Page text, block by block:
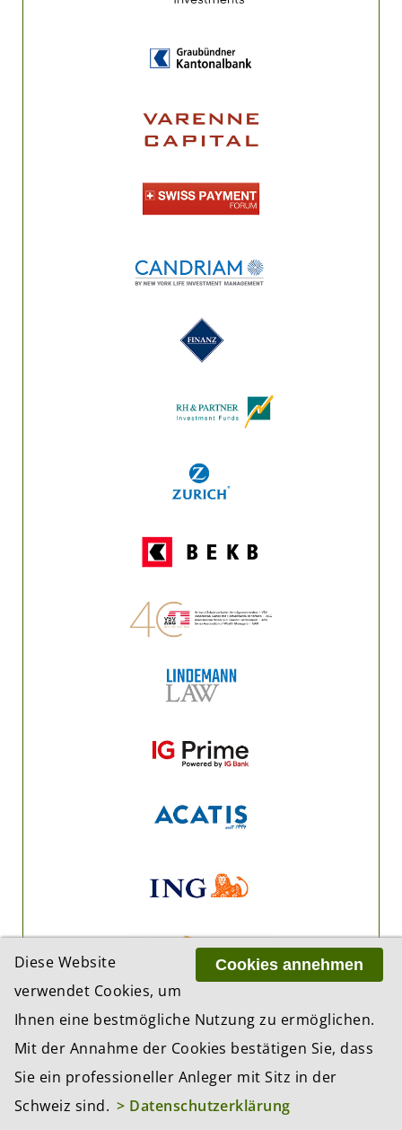
Cookies annehmen
Diese Website
verwendet Cookies, um
Ihnen eine bestmögliche Nutzung zu ermöglichen.
Mit der Annahme der Cookies bestätigen Sie, dass
Sie ein professioneller Anleger mit Sitz in der
Schweiz sind. > Datenschutzerklärung